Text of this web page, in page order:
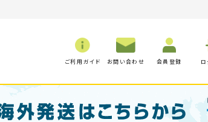
ご利用ガイド お問い合わせ 会員登録